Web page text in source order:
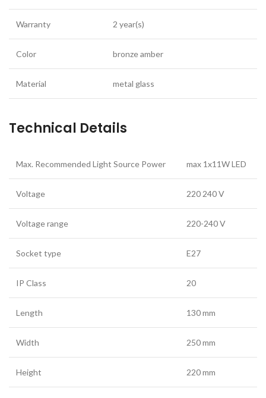
Warranty 2 year(s)
Color bronze amber
Material metal glass
Technical Details
Max. Recommended Light Source Power max 1x11W LED
Voltage 220 240 V
Voltage range 220-240 V
Socket type E27
IP Class 20
Length 130 mm
Width 250 mm
Height 220 mm